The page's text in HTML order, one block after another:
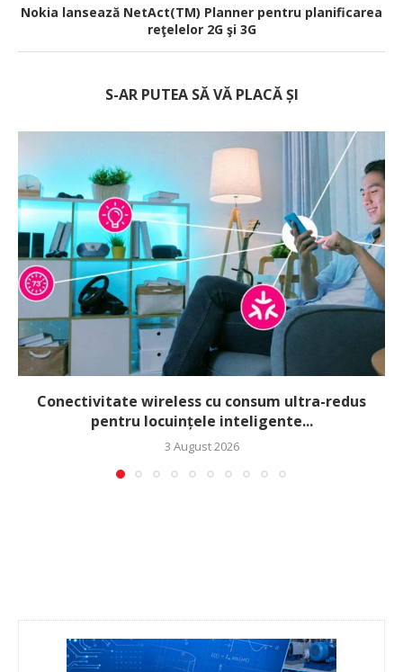
Nokia lansează NetAct(TM) Planner pentru planificarea
reţelelor 2G şi 3G
S-AR PUTEA SĂ VĂ PLACĂ ȘI
Conectivitate wireless cu consum ultra-redus
pentru locuințele inteligente...
3 August 2026